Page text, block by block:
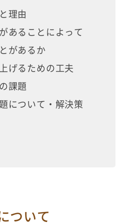
理由
あることによって
があるか
げるための工夫
課題
について・解決策
ついて